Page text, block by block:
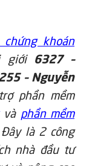
khoán
giới 6327 –
– Nguyễn
phần mềm
và phần mềm
là 2 công
nhà đầu tư